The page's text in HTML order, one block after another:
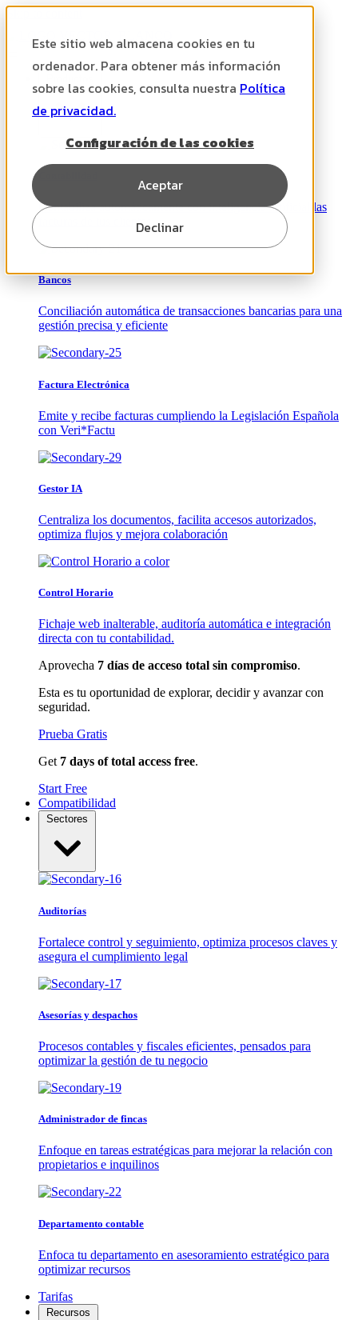
Este sitio web almacena cookies en tu
ordenador. Para obtener más información
sobre las cookies, consulta nuestra Política
de privacidad.
Configuración de las cookies
Aceptar
Declinar
Skip to content
Contabiliza automáticamente con inteligencia artificial las
facturas de tus clientes
Bancos
Conciliación automática de transacciones bancarias para una
gestión precisa y eficiente
Factura Electrónica
Emite y recibe facturas cumpliendo la Legislación Española
con Veri*Factu
Gestor IA
Centraliza los documentos, facilita accesos autorizados,
optimiza flujos y mejora colaboración
Control Horario
Fichaje web inalterable, auditoría automática e integración
directa con tu contabilidad.
Aprovecha 7 días de acceso total sin compromiso.
Esta es tu oportunidad de explorar, decidir y avanzar con
seguridad.
Prueba Gratis
Get 7 days of total access free.
Start Free
Compatibilidad
Sectores
Auditorías
Fortalece control y seguimiento, optimiza procesos claves y
asegura el cumplimiento legal
Asesorías y despachos
Procesos contables y fiscales eficientes, pensados para
optimizar la gestión de tu negocio
Administrador de fincas
Enfoque en tareas estratégicas para mejorar la relación con
propietarios e inquilinos
Departamento contable
Enfoca tu departamento en asesoramiento estratégico para
optimizar recursos
Tarifas
Recursos